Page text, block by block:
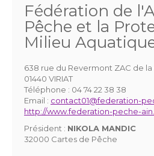
Fédération de
Pêche et la
Milieu
638 rue du Revermont ZAC de
01440 VIRIAT
Téléphone : 04 74 22 38 38
Email : contact01@federation-
http://www.federation-peche-
Président : NIKOLA MANDIC
32000 Cartes de Pêche